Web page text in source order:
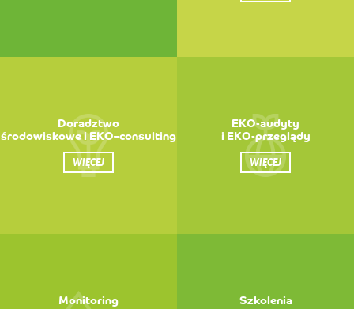
Doradztwo
środowiskowe i EKO–consulting
WIĘCEJ
EKO-audyty
i EKO-przeglądy
WIĘCEJ
Monitoring
Szkolenia